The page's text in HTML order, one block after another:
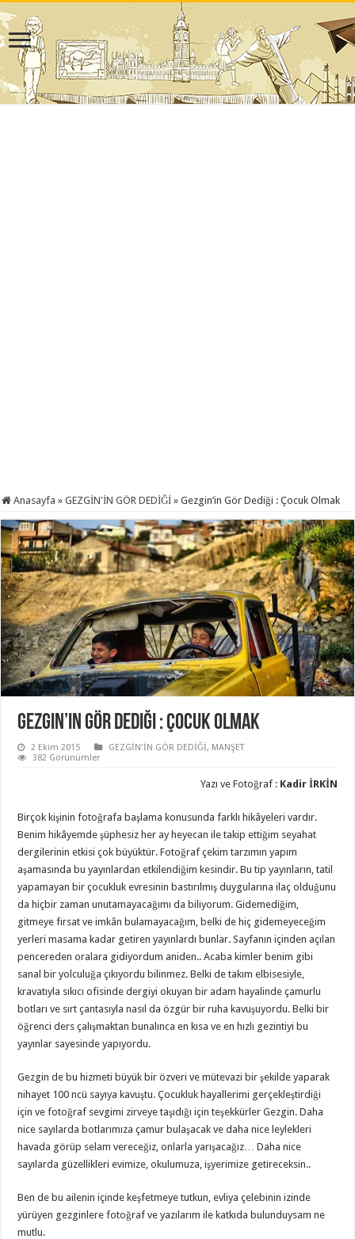
Anasayfa » GEZGİN'İN GÖR DEDİĞİ » Gezgin’in Gör Dediği : Çocuk Olmak
Gezgin’in Gör Dediği : Çocuk Olmak
2 Ekim 2015 GEZGİN'İN GÖR DEDİĞİ, MANŞET
382 Görünümler
Yazı ve Fotoğraf : Kadir İRKİN
Birçok kişinin fotoğrafa başlama konusunda farklı hikâyeleri vardır.
Benim hikâyemde şüphesiz her ay heyecan ile takip ettiğim seyahat
dergilerinin etkisi çok büyüktür. Fotoğraf çekim tarzımın yapım
aşamasında bu yayınlardan etkilendiğim kesindir. Bu tip yayınların, tatil
yapamayan bir çocukluk evresinin bastırılmış duygularına ilaç olduğunu
da hiçbir zaman unutamayacağımı da biliyorum. Gidemediğim,
gitmeye fırsat ve imkân bulamayacağım, belki de hiç gidemeyeceğim
yerleri masama kadar getiren yayınlardı bunlar. Sayfanın içinden açılan
pencereden oralara gidiyordum aniden.. Acaba kimler benim gibi
sanal bir yolculuğa çıkıyordu bilinmez. Belki de takım elbisesiyle,
kravatıyla sıkıcı ofisinde dergiyi okuyan bir adam hayalinde çamurlu
botları ve sırt çantasıyla nasıl da özgür bir ruha kavuşuyordu. Belki bir
öğrenci ders çalışmaktan bunalınca en kısa ve en hızlı gezintiyi bu
yayınlar sayesinde yapıyordu.
Gezgin de bu hizmeti büyük bir özveri ve mütevazi bir şekilde yaparak
nihayet 100 ncü sayıya kavuştu. Çocukluk hayallerimi gerçekleştirdiği
için ve fotoğraf sevgimi zirveye taşıdığı için teşekkürler Gezgin. Daha
nice sayılarda botlarımıza çamur bulaşacak ve daha nice leylekleri
havada görüp selam vereceğiz, onlarla yarışacağız… Daha nice
sayılarda güzellikleri evimize, okulumuza, işyerimize getireceksin..
Ben de bu ailenin içinde keşfetmeye tutkun, evliya çelebinin izinde
yürüyen gezginlere fotoğraf ve yazılarım ile katkıda bulunduysam ne
mutlu.